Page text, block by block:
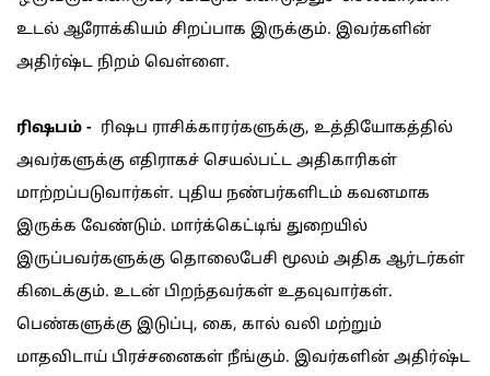
உடல் ஆரோக்கியம் சிறப்பாக இருக்கும். இவர்களின்
அதிர்ஷ்ட நிறம் வெள்ளை.
ரிஷபம் - ரிஷப ராசிக்காரர்களுக்கு, உத்தியோகத்தில்
அவர்களுக்கு எதிராகச் செயல்பட்ட அதிகாரிகள்
மாற்றப்படுவார்கள். புதிய நண்பர்களிடம் கவனமாக
இருக்க வேண்டும். மார்க்கெட்டிங் துறையில்
இருப்பவர்களுக்கு தொலைபேசி மூலம் அதிக ஆர்டர்கள்
கிடைக்கும். உடன் பிறந்தவர்கள் உதவுவார்கள்.
பெண்களுக்கு இடுப்பு, கை, கால் வலி மற்றும்
மாதவிடாய் பிரச்சனைகள் நீங்கும். இவர்களின் அதிர்ஷ்ட